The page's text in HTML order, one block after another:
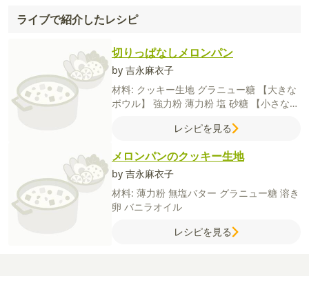
ライブで紹介したレシピ
切りっぱなしメロンパン
by 吉永麻衣子
材料: クッキー生地 グラニュー糖
【大きな
ボウル】 強力粉 薄力粉 塩 砂糖
【小さなボ
レシピを見る
メロンパンのクッキー生地
by 吉永麻衣子
材料: 薄力粉 無塩バター グラニュー糖 溶き
卵 バニラオイル
レシピを見る